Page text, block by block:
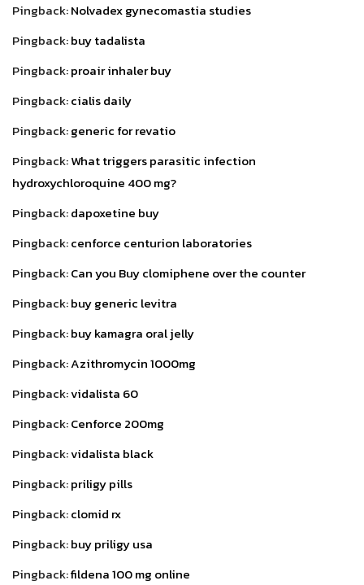
Pingback:Nolvadex gynecomastia studies
Pingback:buy tadalista
Pingback:proair inhaler buy
Pingback:cialis daily
Pingback:generic for revatio
Pingback:What triggers parasitic infection
hydroxychloroquine 400 mg?
Pingback:dapoxetine buy
Pingback:cenforce centurion laboratories
Pingback:Can you Buy clomiphene over the counter
Pingback:buy generic levitra
Pingback:buy kamagra oral jelly
Pingback:Azithromycin 1000mg
Pingback:vidalista 60
Pingback:Cenforce 200mg
Pingback:vidalista black
Pingback:priligy pills
Pingback:clomid rx
Pingback:buy priligy usa
Pingback:fildena 100 mg online